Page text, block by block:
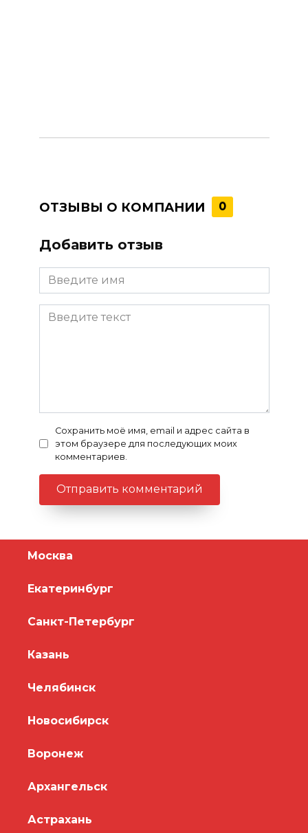
ОТЗЫВЫ О КОМПАНИИ 0
Добавить отзыв
Сохранить моё имя, email и адрес сайта в
этом браузере для последующих моих
комментариев.
Москва
Екатеринбург
Санкт-Петербург
Казань
Челябинск
Новосибирск
Воронеж
Архангельск
Астрахань